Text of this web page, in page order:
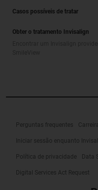
Casos possíveis de tratar
Obter o tratamento Invisalign
Perguntas frequentes
Iniciar sessão enquanto
Política de privacidade Data
Digital Services Act Request